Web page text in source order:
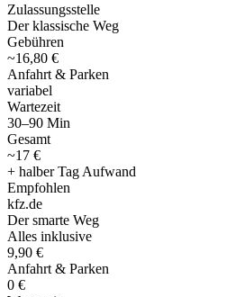
Zulassungsstelle
Der klassische Weg
Gebühren
~16,80 €
Anfahrt & Parken
variabel
Wartezeit
30–90 Min
Gesamt
~17 €
+ halber Tag Aufwand
Empfohlen
kfz.de
Der smarte Weg
Alles inklusive
9,90 €
Anfahrt & Parken
0 €